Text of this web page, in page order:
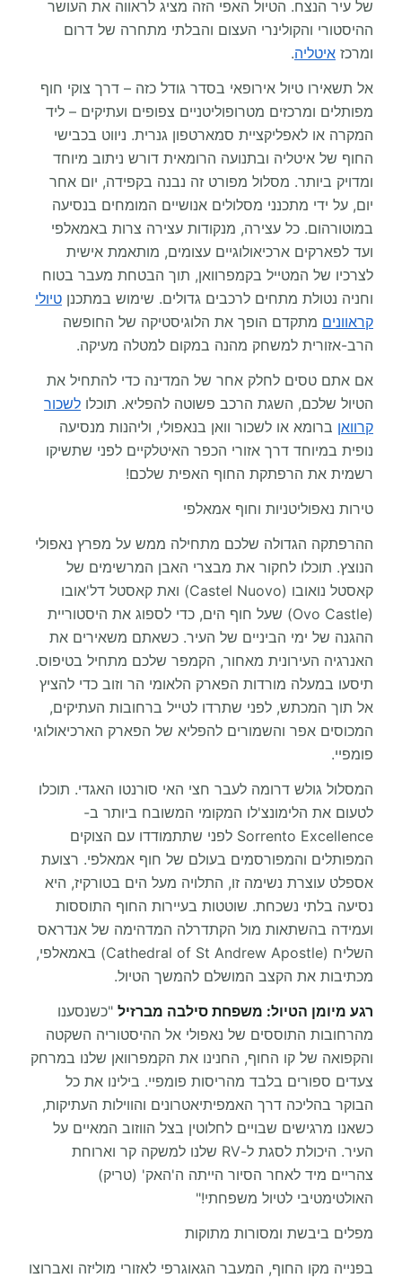
של עיר הנצח. הטיול האפי הזה מציג לראווה את העושר
ההיסטורי והקולינרי העצום והבלתי מתחרה של דרום
ומרכז איטליה.
אל תשאירו טיול אירופאי בסדר גודל כזה – דרך צוקי חוף
מפותלים ומרכזים מטרופוליטניים צפופים ועתיקים – ליד
המקרה או לאפליקציית סמארטפון גנרית. ניווט בכבישי
החוף של איטליה ובתנועה הרומאית דורש ניתוב מיוחד
ומדויק ביותר. מסלול מפורט זה נבנה בקפידה, יום אחר
יום, על ידי מתכנני מסלולים אנושיים המומחים בנסיעה
במוטורהום. כל עצירה, מנקודות עצירה צרות באמאלפי
ועד לפארקים ארכיאולוגיים עצומים, מותאמת אישית
לצרכיו של המטייל בקמפרוואן, תוך הבטחת מעבר בטוח
וחניה נטולת מתחים לרכבים גדולים. שימוש במתכנן טיולי
קראוונים מתקדם הופך את הלוגיסטיקה של החופשה
הרב-אזורית למשחק מהנה במקום למטלה מעיקה.
אם אתם טסים לחלק אחר של המדינה כדי להתחיל את
הטיול שלכם, השגת הרכב פשוטה להפליא. תוכלו לשכור
קרוואן ברומא או לשכור וואן בנאפולי, וליהנות מנסיעה
נופית במיוחד דרך אזורי הכפר האיטלקיים לפני שתשיקו
רשמית את הרפתקת החוף האפית שלכם!
טירות נאפוליטניות וחוף אמאלפי
ההרפתקה הגדולה שלכם מתחילה ממש על מפרץ נאפולי
הנוצץ. תוכלו לחקור את מבצרי האבן המרשימים של
קאסטל נואובו (Castel Nuovo) ואת קאסטל דל'אובו
(Ovo Castle) שעל חוף הים, כדי לספוג את היסטוריית
ההגנה של ימי הביניים של העיר. כשאתם משאירים את
האנרגיה העירונית מאחור, הקמפר שלכם מתחיל בטיפוס.
תיסעו במעלה מורדות הפארק הלאומי הר וזוב כדי להציץ
אל תוך המכתש, לפני שתרדו לטייל ברחובות העתיקים,
המכוסים אפר והשמורים להפליא של הפארק הארכיאולוגי
פומפיי.
המסלול גולש דרומה לעבר חצי האי סורנטו האגדי. תוכלו
לטעום את הלימונצ'לו המקומי המשובח ביותר ב-
Sorrento Excellence לפני שתתמודדו עם הצוקים
המפותלים והמפורסמים בעולם של חוף אמאלפי. רצועת
אספלט עוצרת נשימה זו, התלויה מעל הים בטורקיז, היא
נסיעה בלתי נשכחת. שוטטות בעיירות החוף התוססות
ועמידה בהשתאות מול הקתדרלה המדהימה של אנדראס
השליח (Cathedral of St Andrew Apostle) באמאלפי,
מכתיבות את הקצב המושלם להמשך הטיול.
רגע מיומן הטיול: משפחת סילבה מברזיל "כשנסענו
מהרחובות התוססים של נאפולי אל ההיסטוריה השקטה
והקפואה של קו החוף, החנינו את הקמפרוואן שלנו במרחק
צעדים ספורים בלבד מהריסות פומפיי. בילינו את כל
הבוקר בהליכה דרך האמפיתיאטרונים והווילות העתיקות,
כשאנו מרגישים שבויים לחלוטין בצל הווזוב המאיים על
העיר. היכולת לסגת ל-RV שלנו למשקה קר וארוחת
צהריים מיד לאחר הסיור הייתה ה'האק' (טריק)
האולטימטיבי לטיול משפחתי!"
מפלים ביבשת ומסורות מתוקות
בפנייה מקו החוף, המעבר הגאוגרפי לאזורי מוליזה ואברוצו